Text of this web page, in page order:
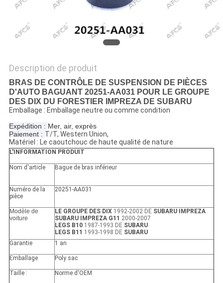
Description de produit
BRAS DE CONTRÔLE DE SUSPENSION DE PIÈCES
D'AUTO BAGUANT 20251-AA031 POUR LE GROUPE
DES DIX DU FORESTIER IMPREZA DE SUBARU
Emballage : Emballage neutre ou comme condition
Expédition : Mer, air, exprès
Paiement : T/T, Western Union,
Matériel : Le caoutchouc de haute qualité de nature
L'INFORMATION PRODUIT
Nom d'article Bague de bras inférieur
Numéro de la
pièce
20251-AA031
Modèle de
voiture
LE GROUPE DES DIX 1992-2002 DE SUBARU IMPREZA
SUBARU IMPREZA G11 2000-2007
LEGS B10 1987-1993 DE SUBARU
LEGS B11 1993-1998 DE SUBARU
Garantie
1 an
Emballage Poly sac
Taille : Norme d'OEM